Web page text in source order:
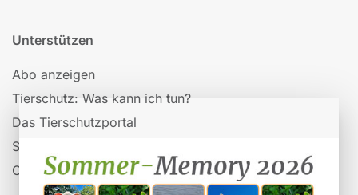
Unterstützen
Abo anzeigen
Tierschutz: Was kann ich tun?
Das Tierschutzportal
Spenden
Organisationen auf Tieronline